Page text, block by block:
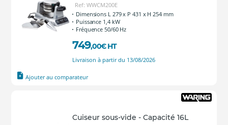
Ref: WWCM200E
Dimensions L 279 x P 431 x H 254 mm
Puissance 1,4 kW
Fréquence 50/60 Hz
749,00€ HT
Livraison à partir du 13/08/2026
Ajouter au comparateur
Cuiseur sous-vide - Capacité 16L